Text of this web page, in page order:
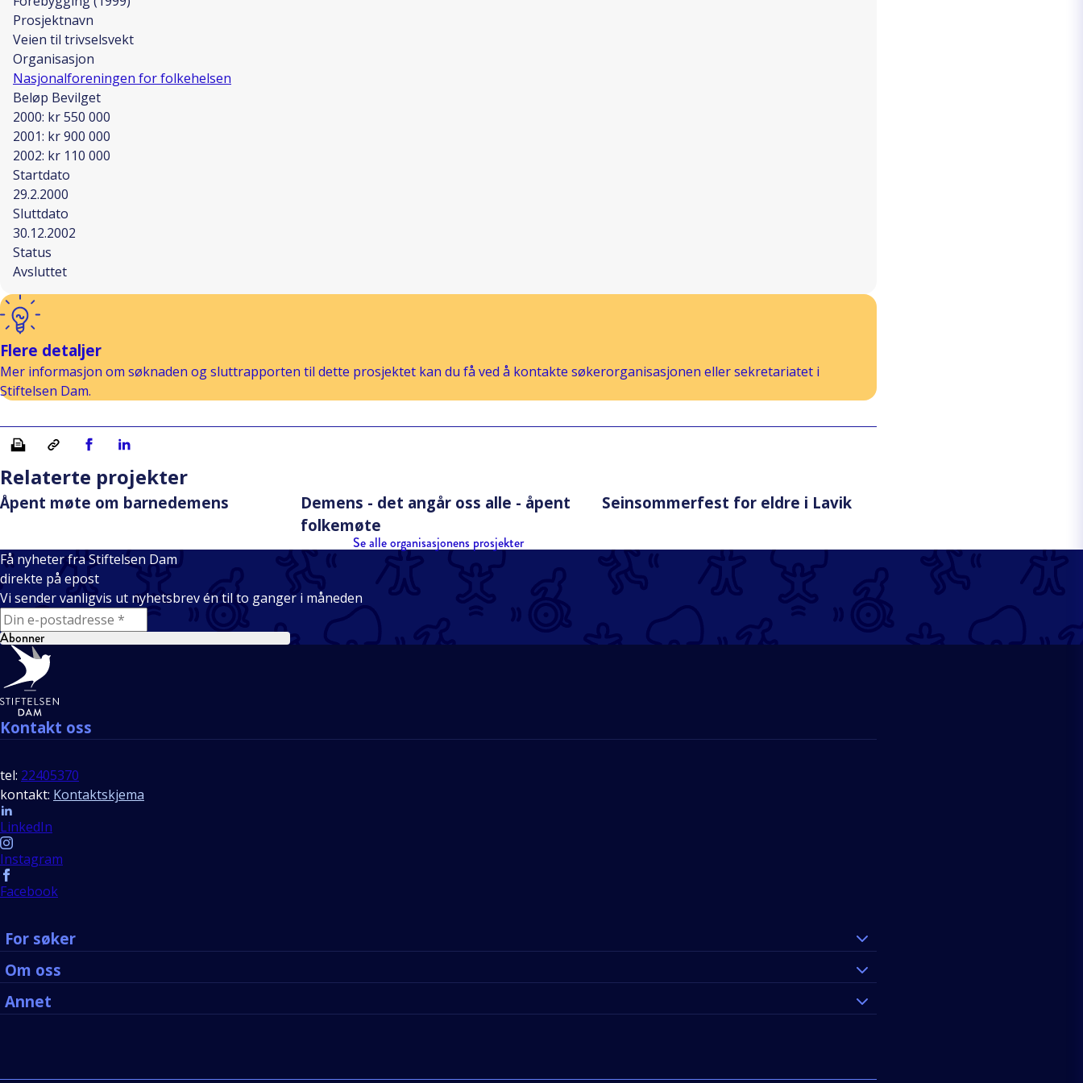
Prosjektnavn
Veien til trivselsvekt
Organisasjon
Nasjonalforeningen for folkehelsen
Beløp Bevilget
2000: kr 550 000
2001: kr 900 000
2002: kr 110 000
Startdato
29.2.2000
Sluttdato
30.12.2002
Status
Avsluttet
Flere detaljer
Mer informasjon om søknaden og sluttrapporten til dette prosjektet kan du få ved å kontakte søkerorganisasjonen eller sekretariatet i
Stiftelsen Dam.
Skriv ut Kopiera länkDel på Facebook
Del på Linkedin
Relaterte projekter
Åpent møte om barnedemens
Demens - det angår oss alle - åpent
folkemøte
Seinsommerfest for eldre i Lavik
Se alle organisasjonens prosjekter
Få nyheter fra Stiftelsen Dam
direkte på epost
Vi sender vanligvis ut nyhetsbrev én til to ganger i måneden
E-mail
Abonner
Bunntekst
Kontakt oss
tel: 22405370
kontakt: Kontaktskjema
Follow us
LinkedIn
Instagram
Facebook
For søker
Om oss
Annet